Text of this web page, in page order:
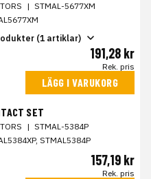
| STMAL-5677XM
(1 artiklar)
191,28 kr
Rek. pris
LÄGG I VARUKORG
SET
| STMAL-5384P
STMAL5384P
157,19 kr
Rek. pris